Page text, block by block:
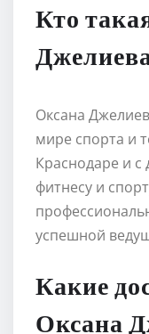
Кто
Оксана
мире спорта и
Краснодаре и с
фитнесу и
успешной
Какие
Оксана